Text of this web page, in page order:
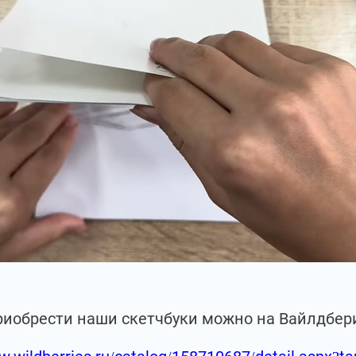
наши скетчбуки можно на